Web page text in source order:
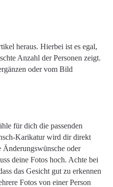
heraus. Hierbei ist es egal,
Anzahl der Personen zeigt.
oder vom Bild
für dich die passenden
Karikatur wird dir direkt
Änderungswünsche oder
deine Fotos hoch. Achte bei
das Gesicht gut zu erkennen
Fotos von einer Person